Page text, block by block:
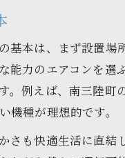
基本は、まず設置場
能力のエアコンを選
。例えば、南三陸町
種が理想的です。
さも快適生活に直結